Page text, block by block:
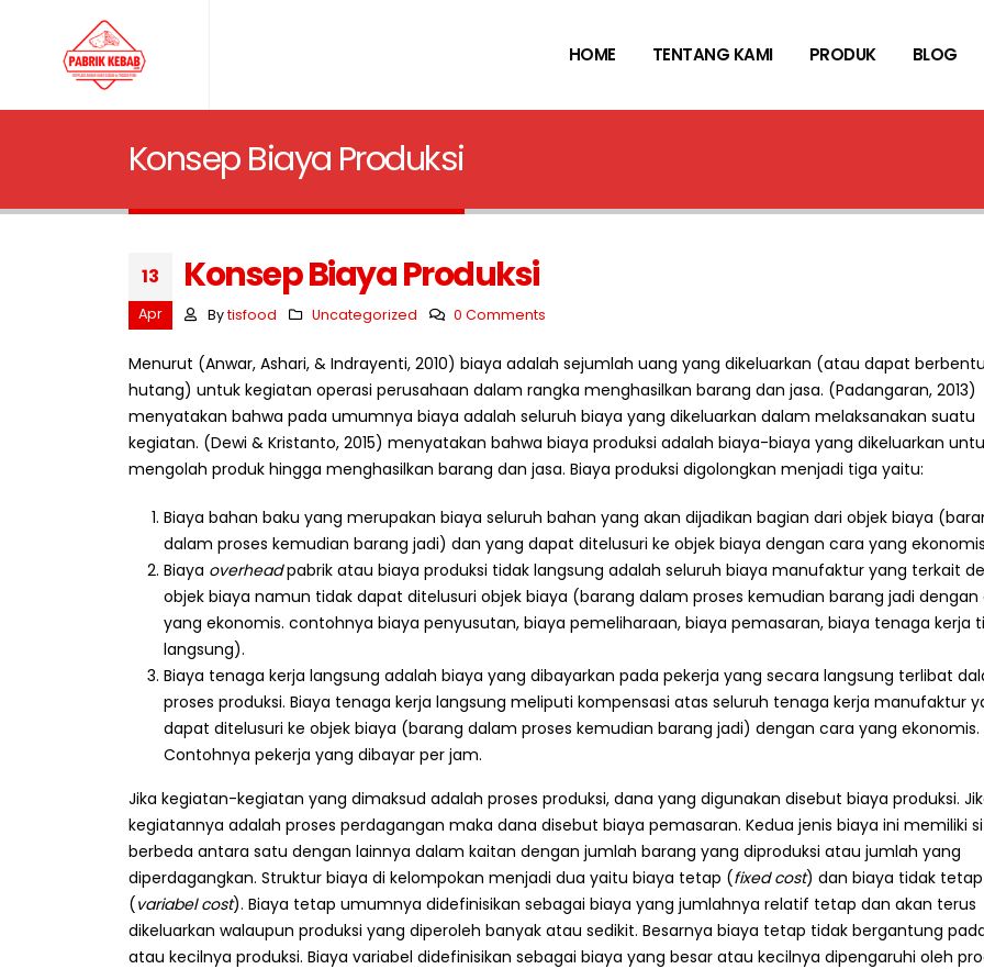
HOME TENTANG KAMI PRODUK BLOG
Konsep Biaya Produksi
13
Apr
Konsep Biaya Produksi
By tisfood Uncategorized 0 Comments
Menurut (Anwar, Ashari, & Indrayenti, 2010) biaya adalah sejumlah uang yang dikeluarkan (atau dapat
hutang) untuk kegiatan operasi perusahaan dalam rangka menghasilkan barang dan jasa. (Padangaran, 2013)
menyatakan bahwa pada umumnya biaya adalah seluruh biaya yang dikeluarkan dalam melaksanakan suatu
kegiatan. (Dewi & Kristanto, 2015) menyatakan bahwa biaya produksi adalah biaya-biaya yang dikeluarkan
mengolah produk hingga menghasilkan barang dan jasa. Biaya produksi digolongkan menjadi tiga yaitu:
Biaya bahan baku yang merupakan biaya seluruh bahan yang akan dijadikan bagian dari objek biaya
dalam proses kemudian barang jadi) dan yang dapat ditelusuri ke objek biaya dengan cara yang
Biaya overheadpabrik atau biaya produksi tidak langsung adalah seluruh biaya manufaktur yang terkait
objek biaya namun tidak dapat ditelusuri objek biaya (barang dalam proses kemudian barang jadi dengan
yang ekonomis. contohnya biaya penyusutan, biaya pemeliharaan, biaya pemasaran, biaya tenaga kerja
langsung).
Biaya tenaga kerja langsung adalah biaya yang dibayarkan pada pekerja yang secara langsung terlibat
proses produksi. Biaya tenaga kerja langsung meliputi kompensasi atas seluruh tenaga kerja manufaktur
dapat ditelusuri ke objek biaya (barang dalam proses kemudian barang jadi) dengan cara yang ekonomis.
Contohnya pekerja yang dibayar per jam.
Jika kegiatan-kegiatan yang dimaksud adalah proses produksi, dana yang digunakan disebut biaya produksi.
kegiatannya adalah proses perdagangan maka dana disebut biaya pemasaran. Kedua jenis biaya ini memiliki
berbeda antara satu dengan lainnya dalam kaitan dengan jumlah barang yang diproduksi atau jumlah yang
diperdagangkan. Struktur biaya di kelompokan menjadi dua yaitu biaya tetap (fixed cost) dan biaya tidak tetap
(variabel cost). Biaya tetap umumnya didefinisikan sebagai biaya yang jumlahnya relatif tetap dan akan terus
dikeluarkan walaupun produksi yang diperoleh banyak atau sedikit. Besarnya biaya tetap tidak bergantung
atau kecilnya produksi. Biaya variabel didefinisikan sebagai biaya yang besar atau kecilnya dipengaruhi oleh
Strategi Membeli Bahan
Baku dalam Jumlah Besar
Juli 10, 2026
Mengapa Restoran Memilih
Supplier Tetap?
Juli 9, 2026
5 Ciri Supplier Bahan Baku
Juli 8, 2026
Cara Menyimpan Bahan
Baku Frozen Agar Tetap
Berkualitas
Juli 7, 2026
Standar Bahan Baku
Berkualitas untuk Bisnis
Kuliner
Juli 6, 2026
Cara Memulai Bisnis Kebab
dengan Supplier yang Tepat
Strategi Membeli
Baku dalam Jumlah
Juli 10, 2026
Mengapa Restoran
Supplier Tetap?
Juli 9, 2026
Juli 8, 2026